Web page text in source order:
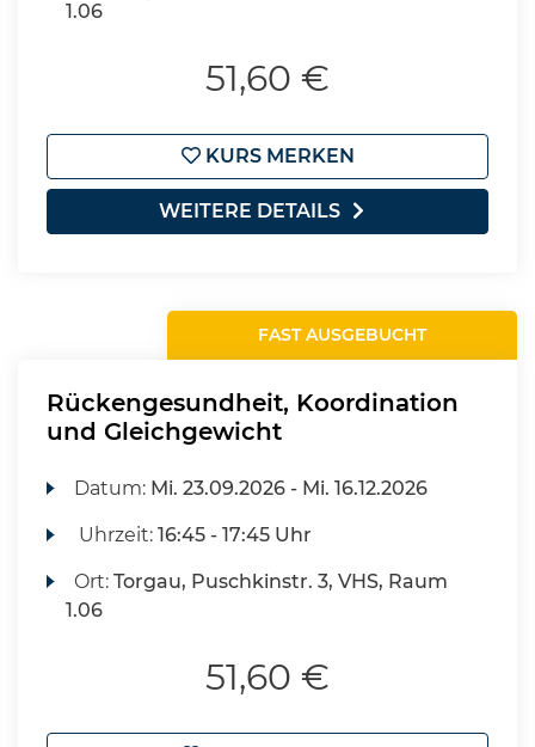
1.06
51,60 €
KURS MERKEN
WEITERE DETAILS
FAST AUSGEBUCHT
Rückengesundheit, Koordination
und Gleichgewicht
Datum: Mi. 23.09.2026 - Mi. 16.12.2026
Uhrzeit:16:45 - 17:45 Uhr
Ort:Torgau, Puschkinstr. 3, VHS, Raum
1.06
51,60 €